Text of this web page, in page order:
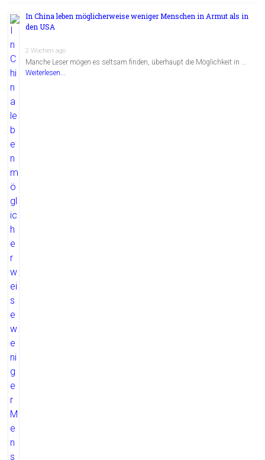
In China leben möglicherweise weniger Menschen in Armut als in
den USA
2 Wochen ago
Manche Leser mögen es seltsam finden, überhaupt die Möglichkeit in …
Weiterlesen...